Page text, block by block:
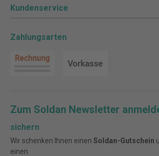
Kundenservice
Zahlungsarten
Zum Soldan Newsletter
sichern
Wir schenken Ihnen einen Soldan-Gutschein
einen